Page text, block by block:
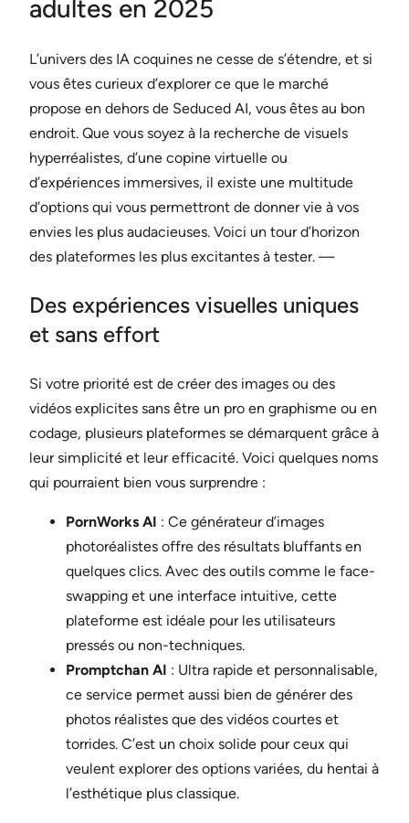
adultes en 2025
L’univers des IA coquines ne cesse de s’étendre, et si
vous êtes curieux d’explorer ce que le marché
propose en dehors de Seduced AI, vous êtes au bon
endroit. Que vous soyez à la recherche de visuels
hyperréalistes, d’une copine virtuelle ou
d’expériences immersives, il existe une multitude
d’options qui vous permettront de donner vie à vos
envies les plus audacieuses. Voici un tour d’horizon
des plateformes les plus excitantes à tester. —
Des expériences visuelles uniques
et sans effort
Si votre priorité est de créer des images ou des
vidéos explicites sans être un pro en graphisme ou en
codage, plusieurs plateformes se démarquent grâce à
leur simplicité et leur efficacité. Voici quelques noms
qui pourraient bien vous surprendre :
PornWorks AI : Ce générateur d’images
photoréalistes offre des résultats bluffants en
quelques clics. Avec des outils comme le face-
swapping et une interface intuitive, cette
plateforme est idéale pour les utilisateurs
pressés ou non-techniques.
Promptchan AI : Ultra rapide et personnalisable,
ce service permet aussi bien de générer des
photos réalistes que des vidéos courtes et
torrides. C’est un choix solide pour ceux qui
veulent explorer des options variées, du hentai à
l’esthétique plus classique.